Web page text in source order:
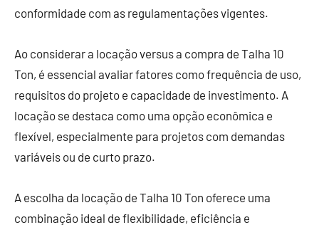
conformidade com as regulamentações vigentes.
Ao considerar a locação versus a compra de Talha 10
Ton, é essencial avaliar fatores como frequência de uso,
requisitos do projeto e capacidade de investimento. A
locação se destaca como uma opção econômica e
flexível, especialmente para projetos com demandas
variáveis ou de curto prazo.
A escolha da locação de Talha 10 Ton oferece uma
combinação ideal de flexibilidade, eficiência e